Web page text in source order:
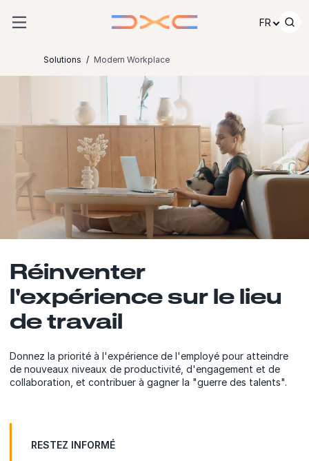
FR
Solutions Modern Workplace
Réinventer
l'expérience sur le lieu
de travail
Donnez la priorité à l'expérience de l'employé pour atteindre
de nouveaux niveaux de productivité, d'engagement et de
collaboration, et contribuer à gagner la "guerre des talents".
RESTEZ INFORMÉ